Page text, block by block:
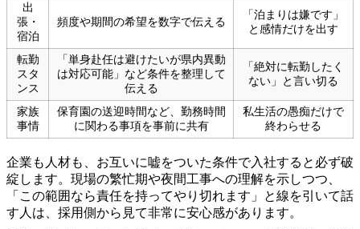
出
張・
宿泊
頻度や期間の希望を数字で伝える
「泊まりは嫌です」
と感情だけを出す
転勤
スタ
ンス
「単身赴任は避けたいが県内異動
は対応可能」など条件を整理して
伝える
「絶対に転勤したく
ない」と言い切る
家族
事情
保育園の送迎時間など、勤務時間
に関わる事項を事前に共有
私生活の愚痴だけで
終わらせる
企業も人材も、お互いに嘘をついた条件で入社すると必ず破
綻します。現場の繁忙期や夜間工事への理解を示しつつ、
「この範囲なら責任を持ってやり切れます」と線を引いて話
す人は、採用側から見て非常に安心感があります。